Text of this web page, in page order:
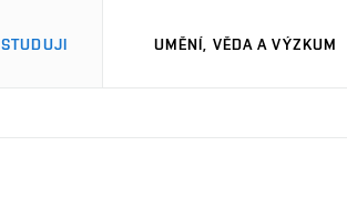
STUDUJI UMĚNÍ, VĚDA A VÝZKUM